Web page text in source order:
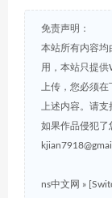
免责声明：
本站所有内容均
用，本站只提
上传，您必须
上述内容。请支
如果作品侵犯了
ns中文网 »